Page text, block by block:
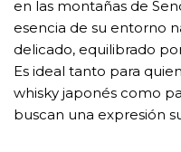
en las montañas de
esencia de su entorno
delicado, equilibrado
Es ideal tanto para
whisky japonés como
buscan una expresión